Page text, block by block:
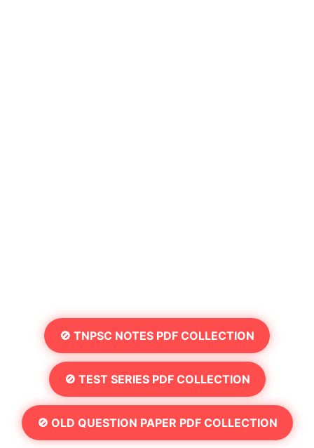
🚫 TNPSC NOTES PDF COLLECTION
🚫 TEST SERIES PDF COLLECTION
🚫 OLD QUESTION PAPER PDF COLLECTION